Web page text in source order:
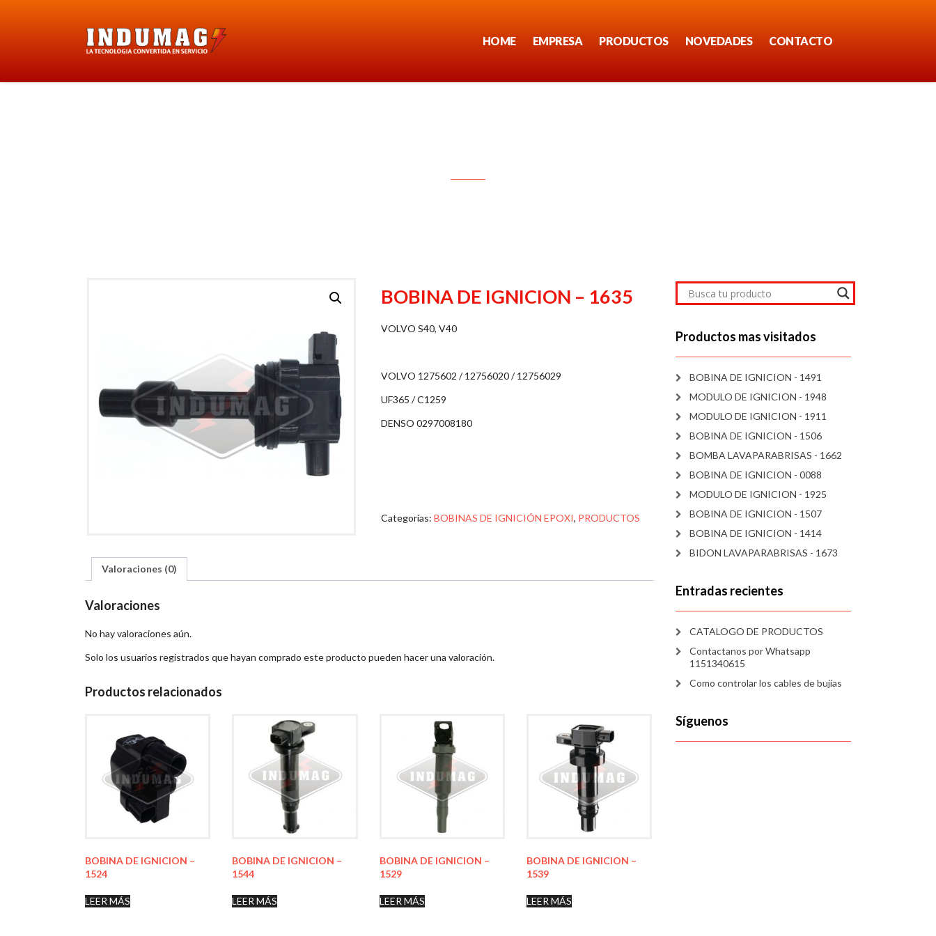
HOME EMPRESA PRODUCTOS NOVEDADES CONTACTO
BOBINA DE IGNICION – 1635
VOLVO S40, V40
VOLVO 1275602 / 12756020 / 12756029
UF365 / C1259
DENSO 0297008180
Categorías:BOBINAS DE IGNICIÓN EPOXI, PRODUCTOS
Valoraciones (0)
Valoraciones
No hay valoraciones aún.
Solo los usuarios registrados que hayan comprado este producto pueden hacer una valoración.
Productos relacionados
BOBINA DE IGNICION –
1524
LEER MÁS
BOBINA DE IGNICION –
1544
LEER MÁS
BOBINA DE IGNICION –
1529
LEER MÁS
BOBINA DE IGNICION –
1539
LEER MÁS
Productos mas visitados
BOBINA DE IGNICION - 1491
MODULO DE IGNICION - 1948
MODULO DE IGNICION - 1911
BOBINA DE IGNICION - 1506
BOMBA LAVAPARABRISAS - 1662
BOBINA DE IGNICION - 0088
MODULO DE IGNICION - 1925
BOBINA DE IGNICION - 1507
BOBINA DE IGNICION - 1414
BIDON LAVAPARABRISAS - 1673
Entradas recientes
CATALOGO DE PRODUCTOS
Contactanos por Whatsapp
1151340615
Como controlar los cables de bujías
Síguenos